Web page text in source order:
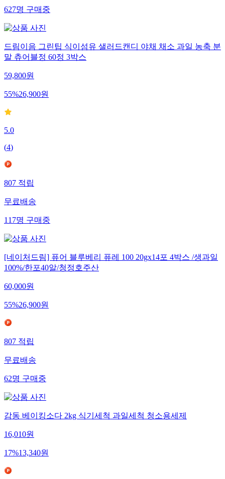
627명 구매중
드림이음 그린팁 식이섬유 샐러드캔디 야채 채소 과일 농축 분
말 츄어블정 60정 3박스
59,800원
55%26,900원
5.0
(4)
807 적립
무료배송
117명 구매중
[네이처드림] 퓨어 블루베리 퓨레 100 20gx14포 4박스 /생과일
100%/한포40알/청정호주산
60,000원
55%26,900원
807 적립
무료배송
62명 구매중
감동 베이킹소다 2kg 식기세척 과일세척 청소용세제
16,010원
17%13,340원